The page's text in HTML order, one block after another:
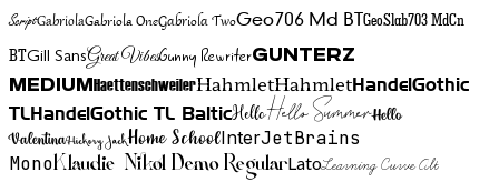
ScriptGabriolaGabriola OneGabriola TwoGeo706 Md BTGeoSlab703 MdCn
BTGill SansGreat VibesGunny RewriterGunterz
Medium HaettenschweilerHahmletHahmletHandelGothic
TLHandelGothic TL BalticHelloHello SummerHello
ValentinaHickory JackHome SchoolInterJetBrains
MonoKlaudie Nikol Demo RegularLatoLearning Curve Alt